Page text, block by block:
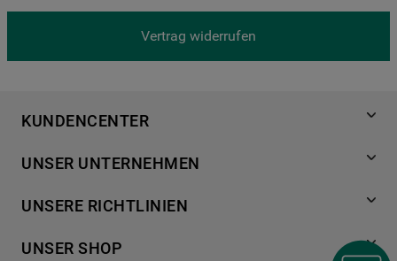
Vertrag widerrufen
KUNDENCENTER
Händlersuche
Häufige Fragen
Kontakt
UNSER UNTERNEHMEN
Für Händler
Karriere
UNSERE RICHTLINIEN
Cookies
UNSER SHOP